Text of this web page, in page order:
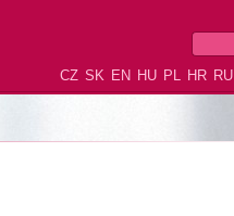
CZ SK EN HU PL HR RU